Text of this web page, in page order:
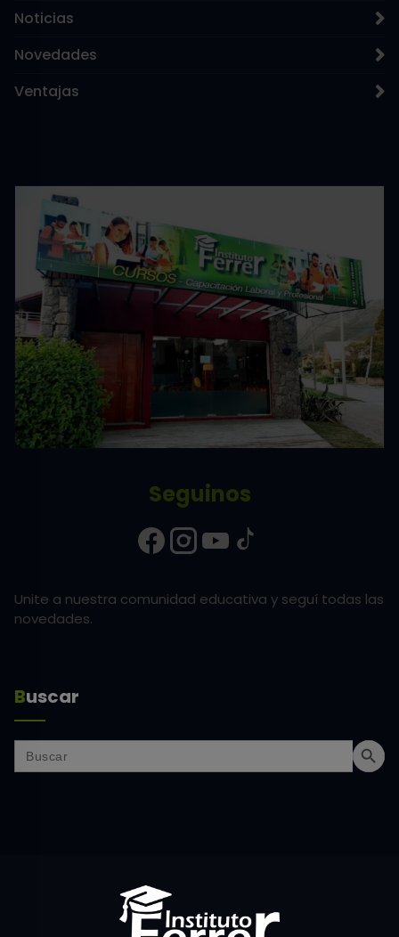
Noticias
Novedades
Ventajas
Seguinos
Unite a nuestra comunidad educativa y seguí todas las
novedades.
Buscar
Search
for:
Search